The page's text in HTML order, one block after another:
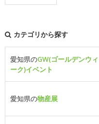
カテゴリから探す
愛知県のGW(ゴールデンウィ
ーク)イベント
愛知県の物産展